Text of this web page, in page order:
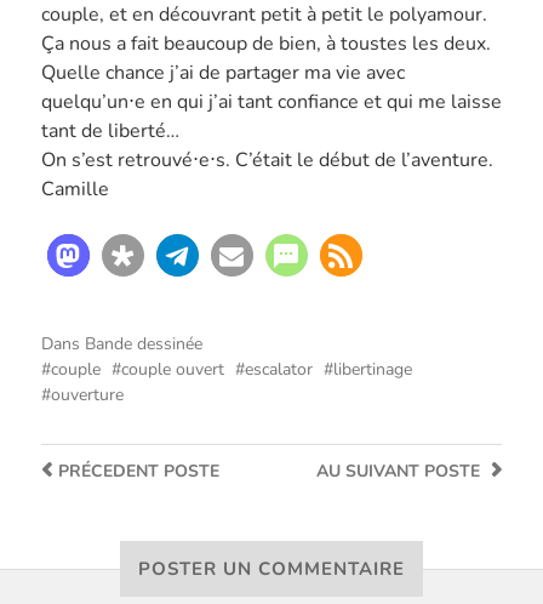
couple, et en découvrant petit à petit le polyamour.
Ça nous a fait beaucoup de bien, à toustes les deux.
Quelle chance j’ai de partager ma vie avec
quelqu’un⋅e en qui j’ai tant confiance et qui me laisse
tant de liberté…
On s’est retrouvé⋅e⋅s. C’était le début de l’aventure.
Camille
Dans Bande dessinée
couple
couple ouvert escalator
libertinage
ouverture
AU SUIVANT POSTE
PRÉCEDENTPOSTE
POSTER UN COMMENTAIRE